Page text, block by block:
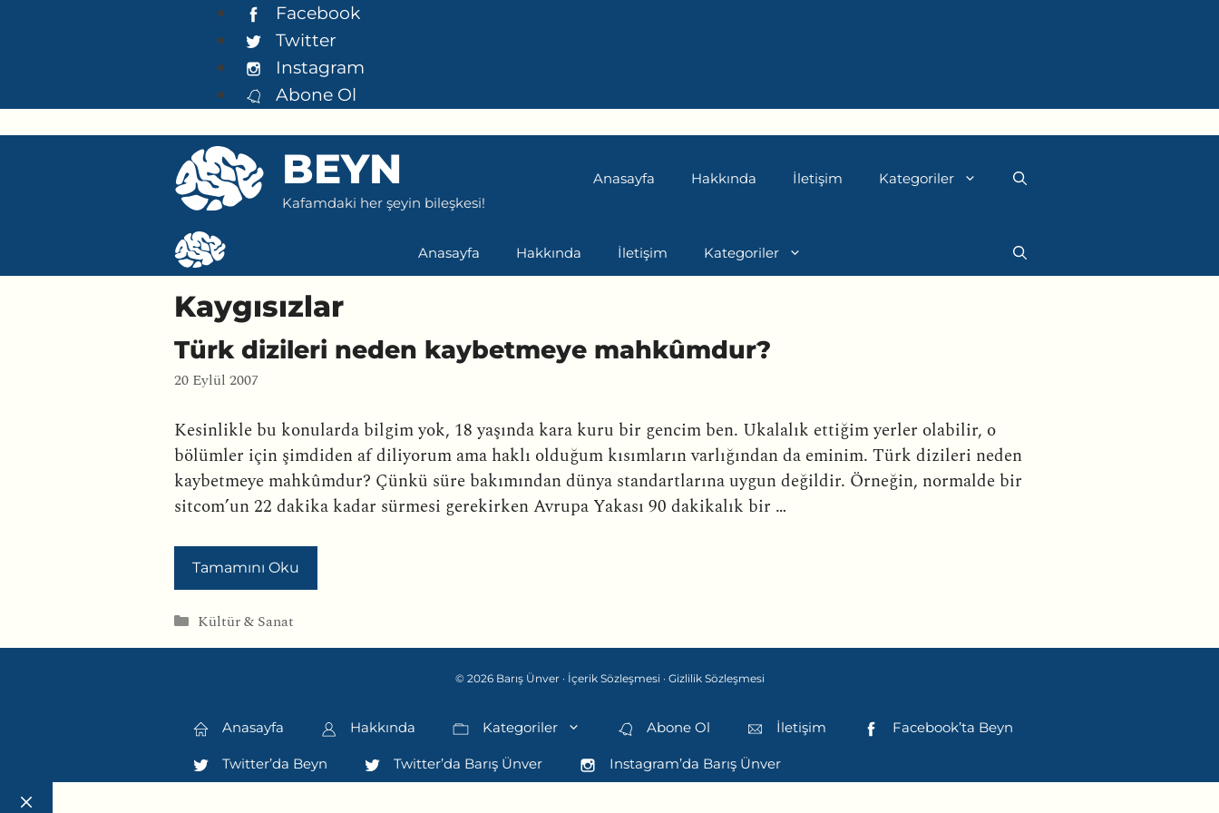
Facebook
Twitter
Instagram
Abone Ol
BEYN
Kafamdaki her şeyin bileşkesi!
Anasayfa Hakkında İletişim Kategoriler
Anasayfa Hakkında İletişim Kategoriler
Kaygısızlar
Türk dizileri neden kaybetmeye mahkûmdur?
20 Eylül 2007
Kesinlikle bu konularda bilgim yok, 18 yaşında kara kuru bir gencim ben. Ukalalık ettiğim yerler olabilir, o
bölümler için şimdiden af diliyorum ama haklı olduğum kısımların varlığından da eminim. Türk dizileri neden
kaybetmeye mahkûmdur? Çünkü süre bakımından dünya standartlarına uygun değildir. Örneğin, normalde bir
sitcom’un 22 dakika kadar sürmesi gerekirken Avrupa Yakası 90 dakikalık bir …
Tamamını Oku
Kategoriler
Kültür & Sanat
© 2026 Barış Ünver · İçerik Sözleşmesi · Gizlilik Sözleşmesi
Anasayfa Hakkında Kategoriler Abone Ol İletişim Facebook’ta Beyn
Twitter’da Beyn Twitter’da Barış Ünver Instagram’da Barış Ünver